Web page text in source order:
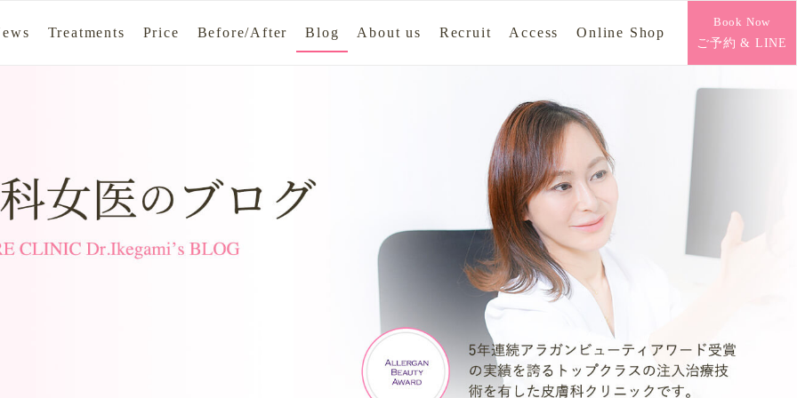
Treatments Price Before/After Blog About us Recruit Access Online Shop
Book Now
ご予約 & LINE